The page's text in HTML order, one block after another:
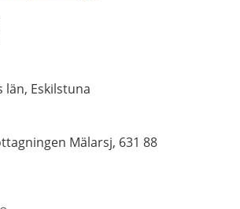
Eskilstuna
Mälarsj, 631 88